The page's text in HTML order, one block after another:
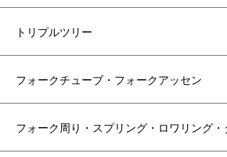
トリプルツリー
フォークチューブ・フォークアッセン
フォーク周り・スプリング・ロワリング・